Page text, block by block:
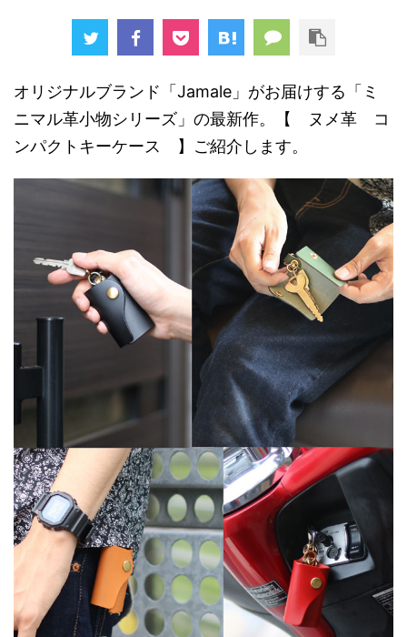
オリジナルブランド「Jamale」がお届けする「ミ
ニマル革小物シリーズ」の最新作。【 ヌメ革 コ
ンパクトキーケース 】ご紹介します。